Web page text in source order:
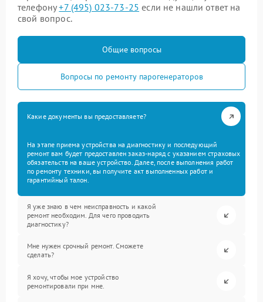
телефону+7 (495) 023-73-25 если не нашли ответ на
свой вопрос.
Общие вопросы
Вопросы по ремонту парогенераторов
Какие документы вы предоставляете?
На этапе приема устройства на диагностику и последующий
ремонт вам будет предоставлен заказ-наряд с указанием страховых
обязательств на ваше устройство. Далее, после выполнения работ
по ремонту техники, вы получите акт выполненных работ и
гарантийный талон.
Я уже знаю в чем неисправность и какой
ремонт необходим. Для чего проводить
диагностику?
Мне нужен срочный ремонт. Сможете
сделать?
Я хочу, чтобы мое устройство
ремонтировали при мне.